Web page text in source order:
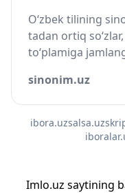
O‘zbek tilining
tadan ortiq
to‘plamiga
sinonim.uz
ibora.uzsalsa.uz
Imlo.uz saytining